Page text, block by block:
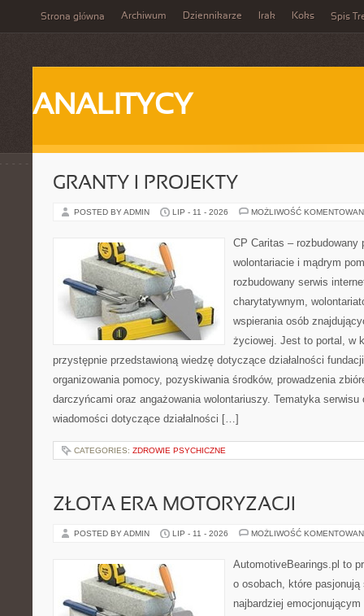
Strona główna Archiwum Dziennikarze Irak Koks Spis
ANALITYCY
GRANTY I PROJEKTY
POSTED BY ADMIN LIP - 11 - 2026 MOŻLIWOŚĆ
CP Caritas – rozbudowany
wolontariacie i mądrym
rozbudowany serwis
charytatywnym,
wspierania osób
życiowej. Jest to portal, w
przystępnie przedstawioną wiedzę dotyczące działalności
organizowania pomocy, pozyskiwania środków, prowadzenia
darczyńcami oraz angażowania wolontariuszy. Tematyka
wiadomości dotyczące działalności […]
CATEGORIES: ZDROWIE PSYCHICZNE
ZŁOTA ERA MOTORYZACJI
POSTED BY ADMIN LIP - 11 - 2026 MOŻLIWOŚĆ
AutomotiveBearings.pl to
o osobach, które
najbardziej